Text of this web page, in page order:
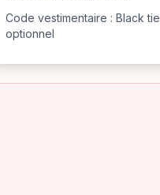
Code vestimentaire : Black tie
optionnel